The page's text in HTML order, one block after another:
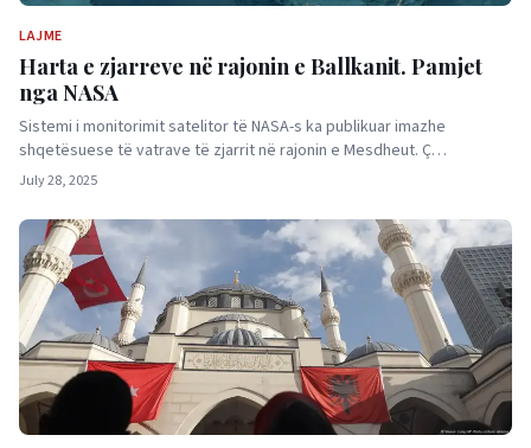
LAJME
Harta e zjarreve në rajonin e Ballkanit. Pamjet
nga NASA
Sistemi i monitorimit satelitor të NASA-s ka publikuar imazhe
shqetësuese të vatrave të zjarrit në rajonin e Mesdheut. Ç…
July 28, 2025